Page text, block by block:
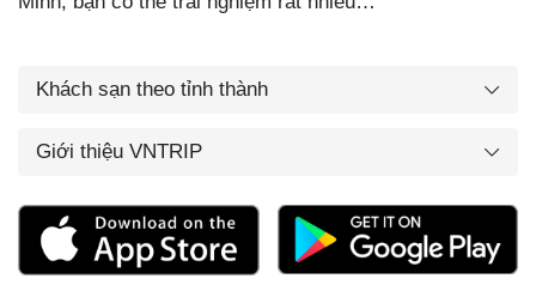
Khách sạn theo tỉnh thành
Giới thiệu VNTRIP